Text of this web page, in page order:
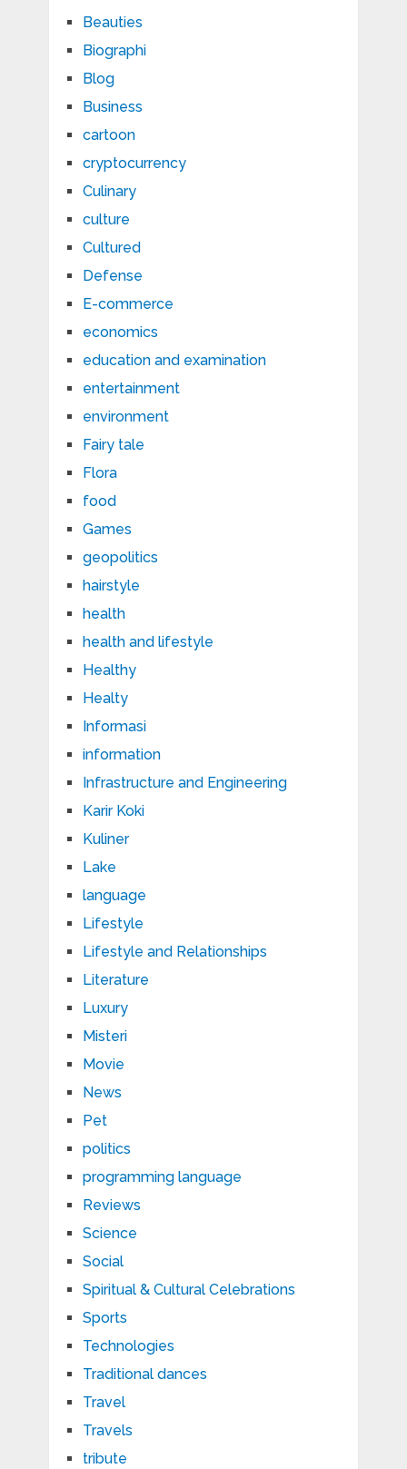
Beauties
Biographi
Blog
Business
cartoon
cryptocurrency
Culinary
culture
Cultured
Defense
E-commerce
economics
education and examination
entertainment
environment
Fairy tale
Flora
food
Games
geopolitics
hairstyle
health
health and lifestyle
Healthy
Healty
Informasi
information
Infrastructure and Engineering
Karir Koki
Kuliner
Lake
language
Lifestyle
Lifestyle and Relationships
Literature
Luxury
Misteri
Movie
News
Pet
politics
programming language
Reviews
Science
Social
Spiritual & Cultural Celebrations
Sports
Technologies
Traditional dances
Travel
Travels
tribute